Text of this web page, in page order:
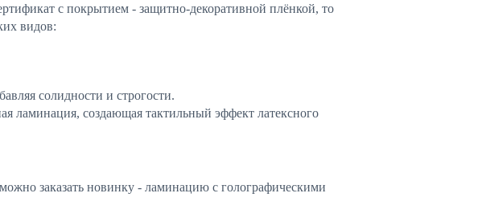
с покрытием - защитно-декоративной плёнкой, то
видов:
солидности и строгости.
ламинация, создающая тактильный эффект латексного
заказать новинку - ламинацию с голографическими